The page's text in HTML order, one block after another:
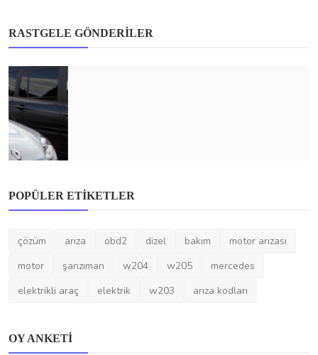
RASTGELE GÖNDERILER
Mercedes-Benz B 180 D İçin Dizel Yakıt,
MercedesArızavecozümleri